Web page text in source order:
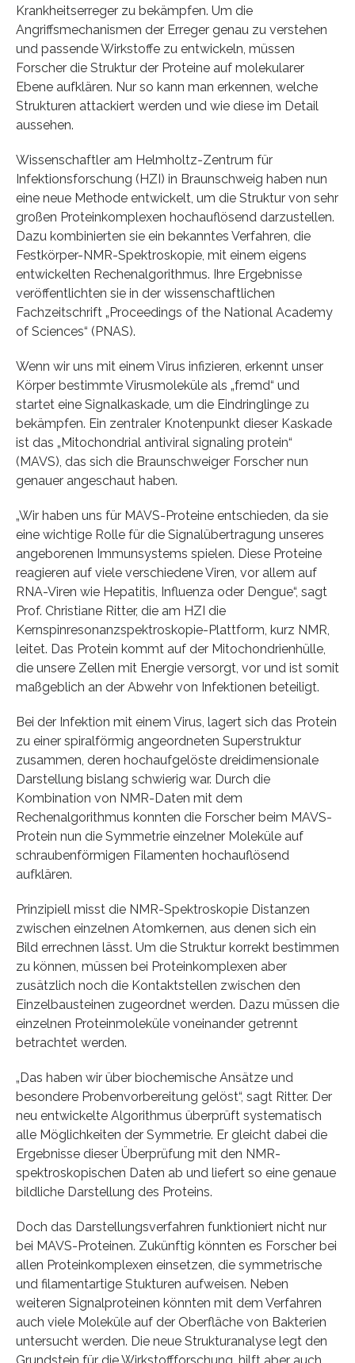
Krankheitserreger zu bekämpfen. Um die
Angriffsmechanismen der Erreger genau zu verstehen
und passende Wirkstoffe zu entwickeln, müssen
Forscher die Struktur der Proteine auf molekularer
Ebene aufklären. Nur so kann man erkennen, welche
Strukturen attackiert werden und wie diese im Detail
aussehen.
Wissenschaftler am Helmholtz-Zentrum für
Infektionsforschung (HZI) in Braunschweig haben nun
eine neue Methode entwickelt, um die Struktur von sehr
großen Proteinkomplexen hochauflösend darzustellen.
Dazu kombinierten sie ein bekanntes Verfahren, die
Festkörper-NMR-Spektroskopie, mit einem eigens
entwickelten Rechenalgorithmus. Ihre Ergebnisse
veröffentlichten sie in der wissenschaftlichen
Fachzeitschrift „Proceedings of the National Academy
of Sciences“ (PNAS).
Wenn wir uns mit einem Virus infizieren, erkennt unser
Körper bestimmte Virusmoleküle als „fremd“ und
startet eine Signalkaskade, um die Eindringlinge zu
bekämpfen. Ein zentraler Knotenpunkt dieser Kaskade
ist das „Mitochondrial antiviral signaling protein“
(MAVS), das sich die Braunschweiger Forscher nun
genauer angeschaut haben.
„Wir haben uns für MAVS-Proteine entschieden, da sie
eine wichtige Rolle für die Signalübertragung unseres
angeborenen Immunsystems spielen. Diese Proteine
reagieren auf viele verschiedene Viren, vor allem auf
RNA-Viren wie Hepatitis, Influenza oder Dengue“, sagt
Prof. Christiane Ritter, die am HZI die
Kernspinresonanzspektroskopie-Plattform, kurz NMR,
leitet. Das Protein kommt auf der Mitochondrienhülle,
die unsere Zellen mit Energie versorgt, vor und ist somit
maßgeblich an der Abwehr von Infektionen beteiligt.
Bei der Infektion mit einem Virus, lagert sich das Protein
zu einer spiralförmig angeordneten Superstruktur
zusammen, deren hochaufgelöste dreidimensionale
Darstellung bislang schwierig war. Durch die
Kombination von NMR-Daten mit dem
Rechenalgorithmus konnten die Forscher beim MAVS-
Protein nun die Symmetrie einzelner Moleküle auf
schraubenförmigen Filamenten hochauflösend
aufklären.
Prinzipiell misst die NMR-Spektroskopie Distanzen
zwischen einzelnen Atomkernen, aus denen sich ein
Bild errechnen lässt. Um die Struktur korrekt bestimmen
zu können, müssen bei Proteinkomplexen aber
zusätzlich noch die Kontaktstellen zwischen den
Einzelbausteinen zugeordnet werden. Dazu müssen die
einzelnen Proteinmoleküle voneinander getrennt
betrachtet werden.
„Das haben wir über biochemische Ansätze und
besondere Probenvorbereitung gelöst“, sagt Ritter. Der
neu entwickelte Algorithmus überprüft systematisch
alle Möglichkeiten der Symmetrie. Er gleicht dabei die
Ergebnisse dieser Überprüfung mit den NMR-
spektroskopischen Daten ab und liefert so eine genaue
bildliche Darstellung des Proteins.
Doch das Darstellungsverfahren funktioniert nicht nur
bei MAVS-Proteinen. Zukünftig könnten es Forscher bei
allen Proteinkomplexen einsetzen, die symmetrische
und filamentartige Stukturen aufweisen. Neben
weiteren Signalproteinen könnten mit dem Verfahren
auch viele Moleküle auf der Oberfläche von Bakterien
untersucht werden. Die neue Strukturanalyse legt den
Grundstein für die Wirkstoffforschung, hilft aber auch